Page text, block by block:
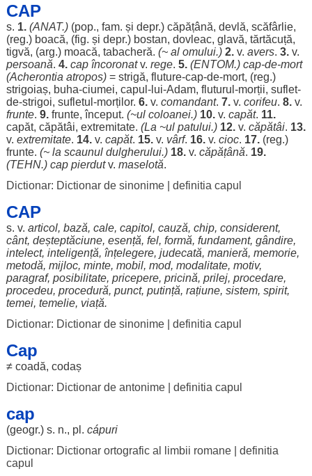
CAP
s. 1. (ANAT.)(pop., fam. și depr.) căpățână, devlă, scăfârlie,
(reg.) boacă, (fig. și depr.) bostan, dovleac, glavă, tărtăcuță,
tigvă, (arg.) moacă, tabacheră. (~ al omului.) 2.v. avers. 3.v.
persoană. 4. cap încoronatv. rege. 5. (ENTOM.) cap-de-mort
(Acherontia atropos)= strigă, fluture-cap-de-mort, (reg.)
strigoiaș, buha-ciumei, capul-lui-Adam, fluturul -morții, suflet-
de-strigoi, sufletul -morților. 6.v. comandant. 7.v. corifeu. 8.v.
frunte. 9. frunte,început. (~ul coloanei.) 10.v. capăt. 11.
capăt, căpătâi, extremitate. (La ~ul patului.) 12.v. căpătâi. 13.
v. extremitate. 14.v. capăt. 15.v. vârf. 16.v. cioc. 17.(reg.)
frunte. (~ la scaunul dulgherului.) 18.v. căpățână. 19.
(TEHN.) cap pierdutv. maselotă.
Dictionar: Dictionar de sinonime| definitia capul
CAP
s. v. articol, bază, cale, capitol, cauză, chip, considerent,
cânt, deșteptăciune, esență, fel, formă, fundament, gândire,
intelect, inteligență, înțelegere, judecată, manieră, memorie,
metodă, mijloc, minte, mobil, mod, modalitate, motiv,
paragraf, posibilitate, pricepere, pricină, prilej, procedare,
procedeu, procedură, punct, putință, rațiune, sistem, spirit,
temei, temelie, viață.
Dictionar: Dictionar de sinonime| definitia capul
Cap
≠ coadă, codaș
Dictionar: Dictionar de antonime| definitia capul
cap
(geogr.) s. n., pl. cápuri
Dictionar: Dictionar ortografic al limbii romane| definitia
capul